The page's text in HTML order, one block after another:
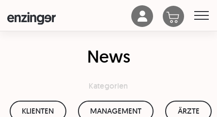
News
Kategorien
KLIENTEN MANAGEMENT ÄRZTE